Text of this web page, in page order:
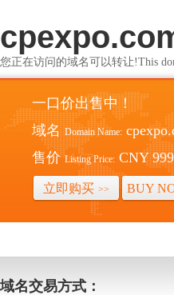
您正在访问的域名可以转让!This
一口价出售中！
域名 Domain Name:
售价 Listing Price: CNY
立即购买 >> BUY
域名交易方式：